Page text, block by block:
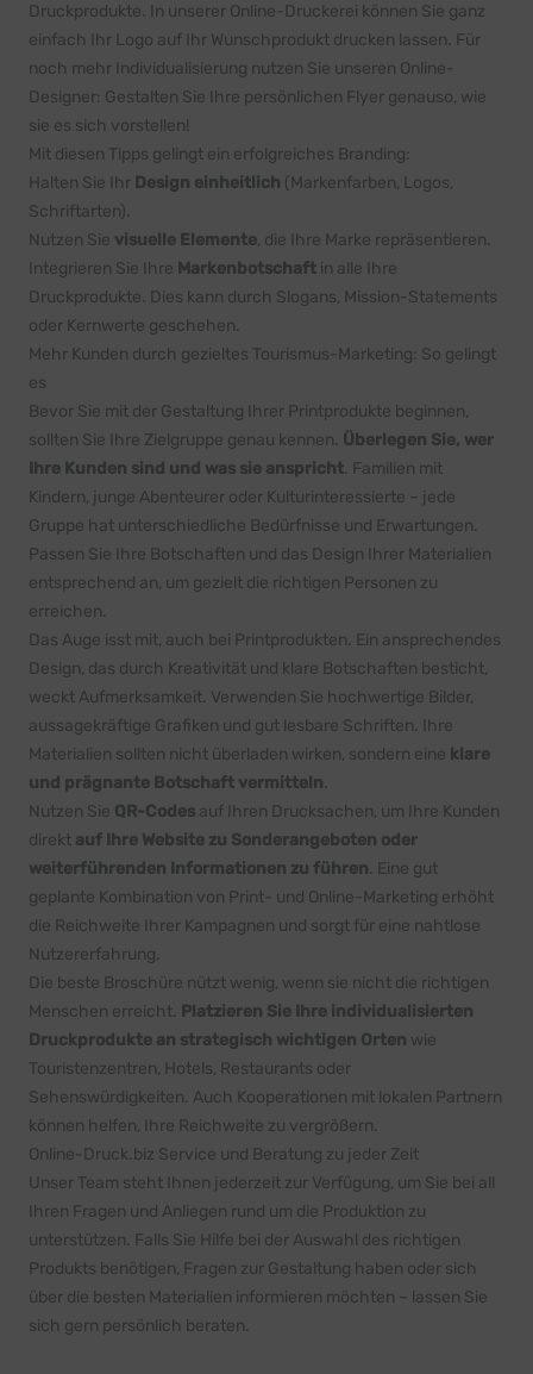
Druckprodukte. In unserer Online-Druckerei können Sie ganz
einfach Ihr Logo auf Ihr Wunschprodukt drucken lassen. Für
noch mehr Individualisierung nutzen Sie unseren Online-
Designer: Gestalten Sie Ihre persönlichen Flyer genauso, wie
sie es sich vorstellen!
Mit diesen Tipps gelingt ein erfolgreiches Branding:
Halten Sie Ihr Design einheitlich (Markenfarben, Logos,
Schriftarten).
Nutzen Sie visuelle Elemente, die Ihre Marke repräsentieren.
Integrieren Sie Ihre Markenbotschaft in alle Ihre
Druckprodukte. Dies kann durch Slogans, Mission-Statements
oder Kernwerte geschehen.
Mehr Kunden durch gezieltes Tourismus-Marketing: So gelingt
es
Bevor Sie mit der Gestaltung Ihrer Printprodukte beginnen,
sollten Sie Ihre Zielgruppe genau kennen. Überlegen Sie, wer
Ihre Kunden sind und was sie anspricht. Familien mit
Kindern, junge Abenteurer oder Kulturinteressierte – jede
Gruppe hat unterschiedliche Bedürfnisse und Erwartungen.
Passen Sie Ihre Botschaften und das Design Ihrer Materialien
entsprechend an, um gezielt die richtigen Personen zu
erreichen.
Das Auge isst mit, auch bei Printprodukten. Ein ansprechendes
Design, das durch Kreativität und klare Botschaften besticht,
weckt Aufmerksamkeit. Verwenden Sie hochwertige Bilder,
aussagekräftige Grafiken und gut lesbare Schriften. Ihre
Materialien sollten nicht überladen wirken, sondern eine klare
und prägnante Botschaft vermitteln.
Nutzen Sie QR-Codes auf Ihren Drucksachen, um Ihre Kunden
direkt auf Ihre Website zu Sonderangeboten oder
weiterführenden Informationen zu führen. Eine gut
geplante Kombination von Print- und Online-Marketing erhöht
die Reichweite Ihrer Kampagnen und sorgt für eine nahtlose
Nutzererfahrung.
Die beste Broschüre nützt wenig, wenn sie nicht die richtigen
Menschen erreicht. Platzieren Sie Ihre individualisierten
Druckprodukte an strategisch wichtigen Orten wie
Touristenzentren, Hotels, Restaurants oder
Sehenswürdigkeiten. Auch Kooperationen mit lokalen Partnern
können helfen, Ihre Reichweite zu vergrößern.
Online-Druck.biz Service und Beratung zu jeder Zeit
Unser Team steht Ihnen jederzeit zur Verfügung, um Sie bei all
Ihren Fragen und Anliegen rund um die Produktion zu
unterstützen. Falls Sie Hilfe bei der Auswahl des richtigen
Produkts benötigen, Fragen zur Gestaltung haben oder sich
über die besten Materialien informieren möchten – lassen Sie
sich gern persönlich beraten.